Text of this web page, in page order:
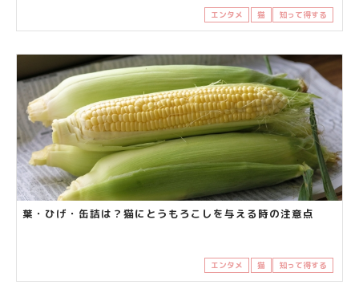
エンタメ 猫 知って得する
葉・ひげ・缶詰は？猫にとうもろこしを与える時の注意点
エンタメ 猫 知って得する